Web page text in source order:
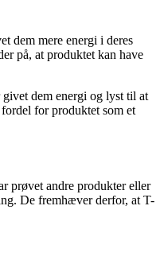
dem mere energi i deres
på, at produktet kan have
dem energi og lyst til at
for produktet som et
prøvet andre produkter eller
De fremhæver derfor, at T-